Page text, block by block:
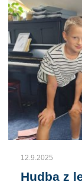
12.9.2025
Hudba z